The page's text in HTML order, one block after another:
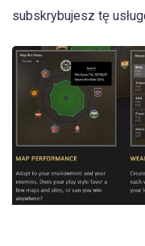
subskrybujesz tę